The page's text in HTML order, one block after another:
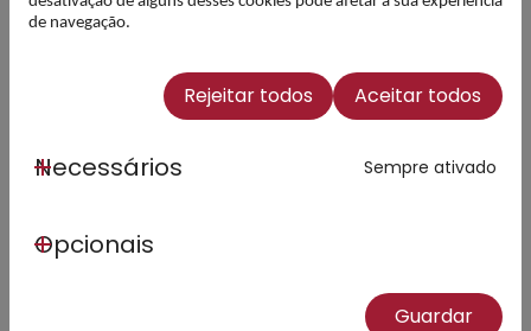
de navegação.
Rejeitar todos Aceitar todos
Necessários Sempre ativado
Opcionais
Guardar